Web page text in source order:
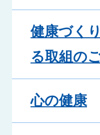
健康づく
る取組の
心の健康